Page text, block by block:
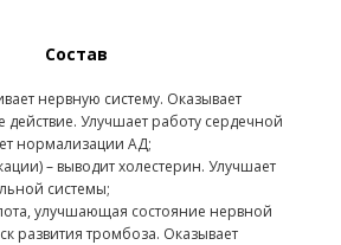
Состав
нервную систему. Оказывает
Улучшает работу сердечной
нормализации АД;
– выводит холестерин. Улучшает
системы;
улучшающая состояние нервной
развития тромбоза. Оказывает